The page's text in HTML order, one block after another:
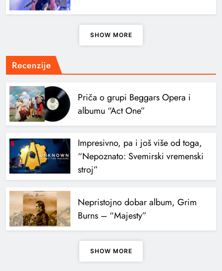
SHOW MORE
Recenzije
Priča o grupi Beggars Opera i
albumu “Act One”
Impresivno, pa i još više od toga,
“Nepoznato: Svemirski vremenski
stroj”
Nepristojno dobar album, Grim
Burns – “Majesty”
SHOW MORE